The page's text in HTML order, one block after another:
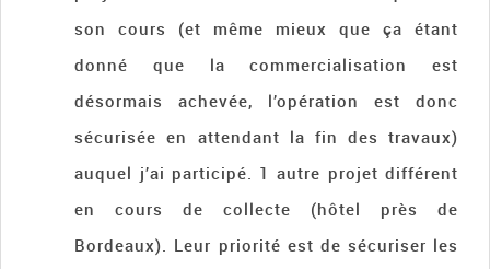
son cours (et même mieux que ça étant
donné que la commercialisation est
désormais achevée, l’opération est donc
sécurisée en attendant la fin des travaux)
auquel j’ai participé. 1 autre projet différent
en cours de collecte (hôtel près de
Bordeaux). Leur priorité est de sécuriser les